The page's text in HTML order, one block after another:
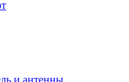
и антенны